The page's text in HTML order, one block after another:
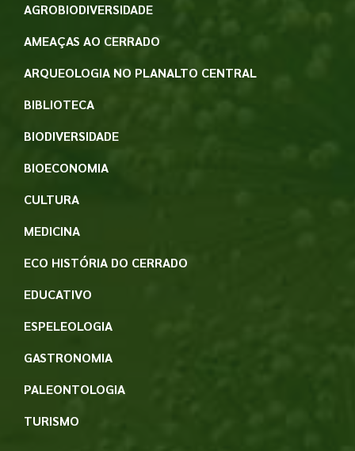
AGROBIODIVERSIDADE
AMEAÇAS AO CERRADO
ARQUEOLOGIA NO PLANALTO CENTRAL
BIBLIOTECA
BIODIVERSIDADE
BIOECONOMIA
CULTURA
MEDICINA
ECO HISTÓRIA DO CERRADO
EDUCATIVO
ESPELEOLOGIA
GASTRONOMIA
PALEONTOLOGIA
TURISMO